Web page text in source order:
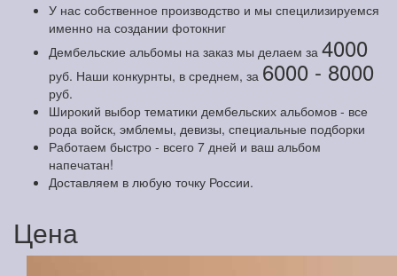
У нас собственное производство и мы специлизируемся
именно на создании фотокниг
Дембельские альбомы на заказ мы делаем за 4000
руб. Наши конкурнты, в среднем, за 6000 - 8000
руб.
Широкий выбор тематики дембельских альбомов - все
рода войск, эмблемы, девизы, специальные подборки
Работаем быстро - всего 7 дней и ваш альбом
напечатан!
Доставляем в любую точку России.
Цена